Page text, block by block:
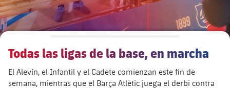
Estructura ejecutiva
chevron-right
label.aria.chevronright
Órganos
chevron-right
label.aria.chevronright
Barça Academy
Más que un club
Masia 360
plusicon
más
Década a década
Presidentes
Todas las ligas de la base, en marcha
El Alevín, el Infantil y el Cadete comienzan este fin de
semana, mientras que el Barça Atlètic juega el derbi contra